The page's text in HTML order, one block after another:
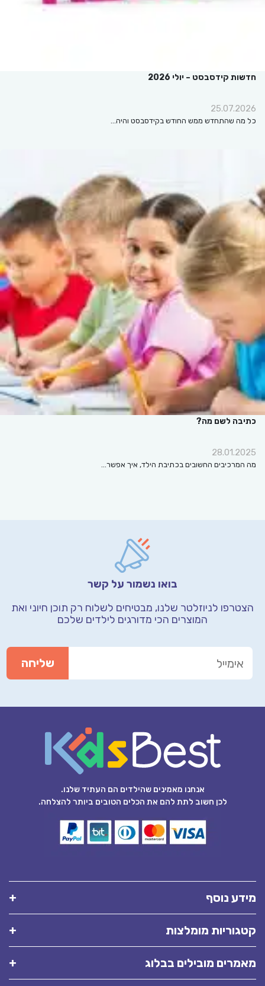
חדשות קידסבסט – יולי 2026
25.07.2026
כל מה שהתחדש ממש החודש בקידסבסט והיה…
כתיבה לשם מה?
28.01.2025
מה המרכיבים החשובים בכתיבת הילד, איך אפשר…
בואו נשמור על קשר
הצטרפו לניוזלטר שלנו, מבטיחים לשלוח רק תוכן חיוני ואת
המוצרים הכי מדורגים לילדים שלכם
אנחנו מאמינים שהילדים הם העתיד שלנו.
לכן חשוב לתת להם את הכלים הטובים ביותר להצלחה.
מידע נוסף
קטגוריות מומלצות
מאמרים מובילים בבלוג